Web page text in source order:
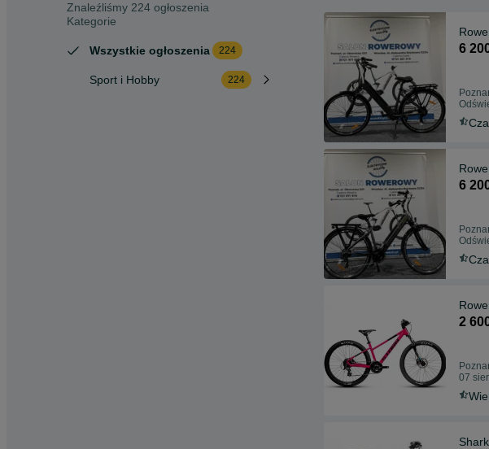
Znaleźliśmy 224 ogłoszenia
Kategorie
Wszystkie ogłoszenia 224
Sport i Hobby 224
6
6
2
07